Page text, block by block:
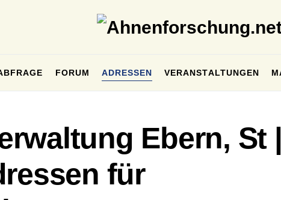
FORUM ADRESSEN VERANSTALTUNGEN
Ebern, St |
für